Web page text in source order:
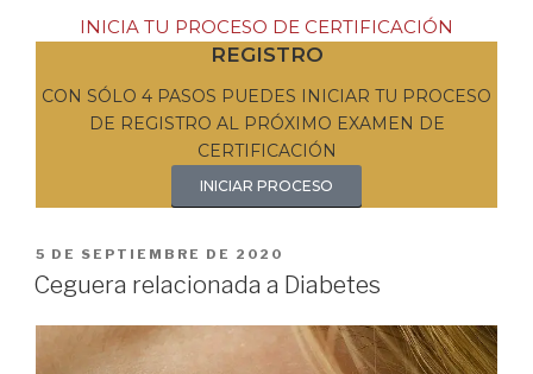
INICIA TU PROCESO DE CERTIFICACIÓN
REGISTRO
CON SÓLO 4 PASOS PUEDES INICIAR TU PROCESO
DE REGISTRO AL PRÓXIMO EXAMEN DE
CERTIFICACIÓN
INICIAR PROCESO
5 DE SEPTIEMBRE DE 2020
Ceguera relacionada a Diabetes